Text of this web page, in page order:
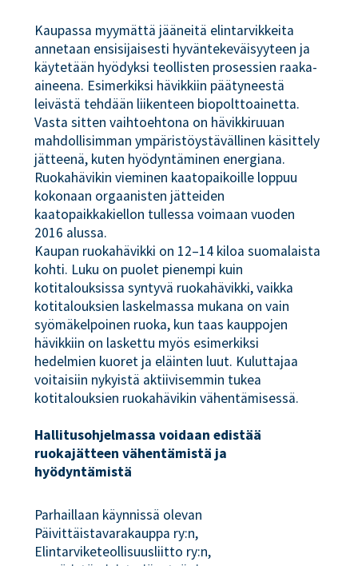
Kaupassa myymättä jääneitä elintarvikkeita
annetaan ensisijaisesti hyväntekeväisyyteen ja
käytetään hyödyksi teollisten prosessien raaka-
aineena. Esimerkiksi hävikkiin päätyneestä
leivästä tehdään liikenteen biopolttoainetta.
Vasta sitten vaihtoehtona on hävikkiruuan
mahdollisimman ympäristöystävällinen käsittely
jätteenä, kuten hyödyntäminen energiana.
Ruokahävikin vieminen kaatopaikoille loppuu
kokonaan orgaanisten jätteiden
kaatopaikkakiellon tullessa voimaan vuoden
2016 alussa.
Kaupan ruokahävikki on 12–14 kiloa suomalaista
kohti. Luku on puolet pienempi kuin
kotitalouksissa syntyvä ruokahävikki, vaikka
kotitalouksien laskelmassa mukana on vain
syömäkelpoinen ruoka, kun taas kauppojen
hävikkiin on laskettu myös esimerkiksi
hedelmien kuoret ja eläinten luut. Kuluttajaa
voitaisiin nykyistä aktiivisemmin tukea
kotitalouksien ruokahävikin vähentämisessä.
Hallitusohjelmassa voidaan edistää
ruokajätteen vähentämistä ja
hyödyntämistä
Parhaillaan käynnissä olevan
Päivittäistavarakauppa ry:n,
Elintarviketeollisuusliitto ry:n,